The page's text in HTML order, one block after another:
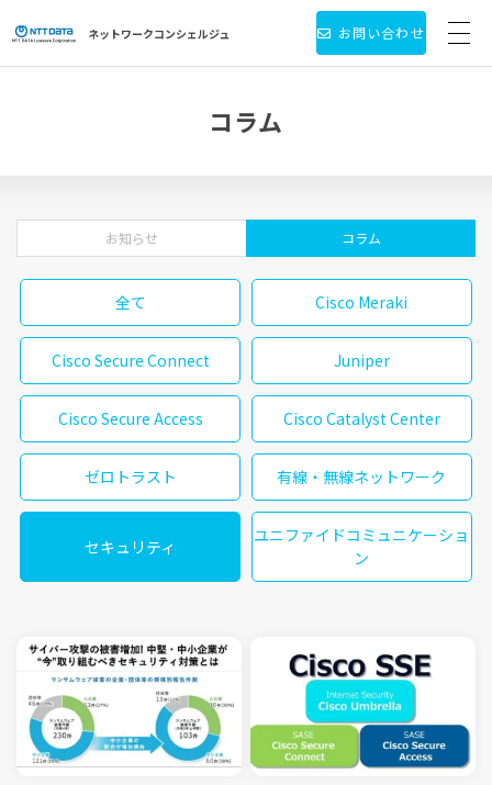
ネットワークコンシェルジュ
個人情報保護方針
会社情報
お問い合わせ
コラム
お知らせ コラム
全て Cisco Meraki
Cisco Secure Connect Juniper
Cisco Secure Access Cisco Catalyst Center
ゼロトラスト 有線・無線ネットワーク
セキュリティ
ユニファイドコミュニケーショ
ン